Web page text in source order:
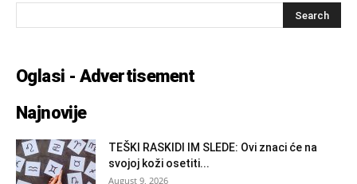
Oglasi - Advertisement
Najnovije
TEŠKI RASKIDI IM SLEDE: Ovi znaci će na
svojoj koži osetiti...
August 9, 2026